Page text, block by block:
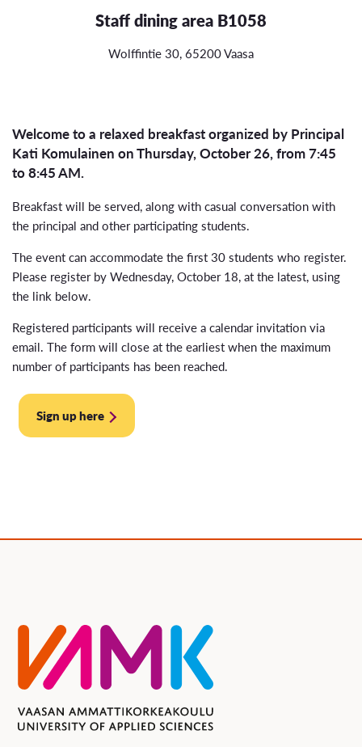
Staff dining area B1058
Wolffintie 30, 65200 Vaasa
Welcome to a relaxed breakfast organized by Principal
Kati Komulainen on Thursday, October 26, from 7:45
to 8:45 AM.
Breakfast will be served, along with casual conversation with
the principal and other participating students.
The event can accommodate the first 30 students who register.
Please register by Wednesday, October 18, at the latest, using
the link below.
Registered participants will receive a calendar invitation via
email. The form will close at the earliest when the maximum
number of participants has been reached.
Sign up here